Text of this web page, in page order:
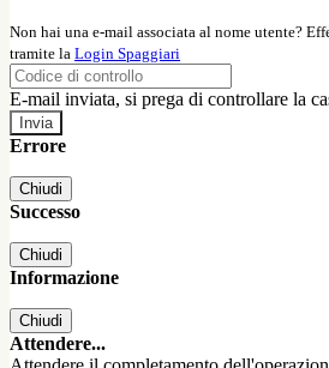
Non hai una e-mail associata al nome utente?
tramite la Login Spaggiari
E-mail inviata, si prega di controllare la
Errore
Chiudi
Successo
Chiudi
Informazione
Chiudi
Attendere...